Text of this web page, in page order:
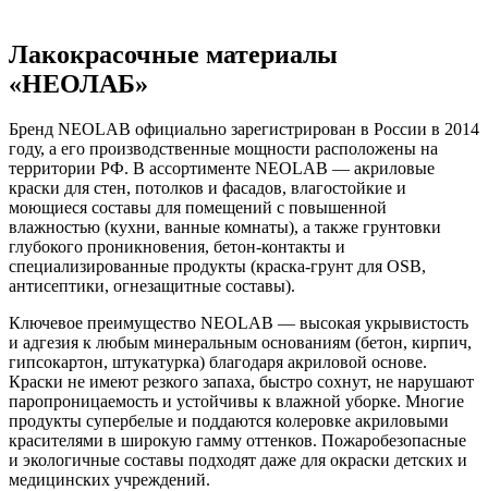
Лакокрасочные материалы
«НЕОЛАБ»
Бренд NEOLAB официально зарегистрирован в России в 2014
году, а его производственные мощности расположены на
территории РФ. В ассортименте NEOLAB — акриловые
краски для стен, потолков и фасадов, влагостойкие и
моющиеся составы для помещений с повышенной
влажностью (кухни, ванные комнаты), а также грунтовки
глубокого проникновения, бетон-контакты и
специализированные продукты (краска-грунт для OSB,
антисептики, огнезащитные составы).
Ключевое преимущество NEOLAB — высокая укрывистость
и адгезия к любым минеральным основаниям (бетон, кирпич,
гипсокартон, штукатурка) благодаря акриловой основе.
Краски не имеют резкого запаха, быстро сохнут, не нарушают
паропроницаемость и устойчивы к влажной уборке. Многие
продукты супербелые и поддаются колеровке акриловыми
красителями в широкую гамму оттенков. Пожаробезопасные
и экологичные составы подходят даже для окраски детских и
медицинских учреждений.